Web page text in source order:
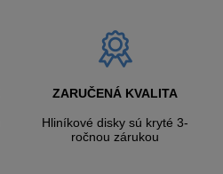
ZARUČENÁ KVALITA
Hliníkové disky sú kryté 3-
ročnou zárukou